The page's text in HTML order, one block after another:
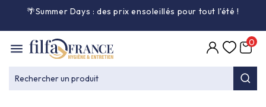
🌴Summer Days : des prix ensoleillés pour tout l'été!

Entretien général
Équipement & matériel 
Rechercher un produit
0